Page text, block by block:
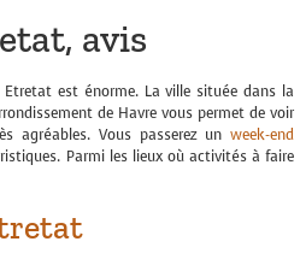
avis
Etretat est énorme. La ville située dans la
de Havre vous permet de voir
agréables. Vous passerez un week-end
Parmi les lieux où activités à faire